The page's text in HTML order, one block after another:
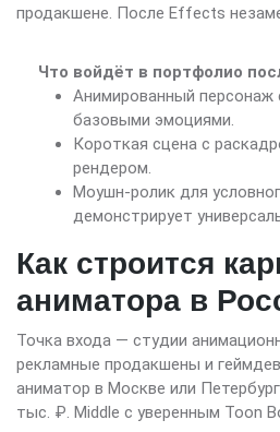
продакшене. После Effects
Что войдёт в портфолио
Анимированный персонаж
базовыми эмоциями.
Короткая сцена с
рендером.
Моушн-ролик для
демонстрирует
Как строится
аниматора в
Точка входа — студии
рекламные продакшены и
аниматор в Москве или
тыс. ₽. Middle с уверенным Toon